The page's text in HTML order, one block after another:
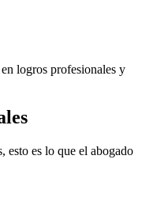
logros profesionales y
esto es lo que el abogado